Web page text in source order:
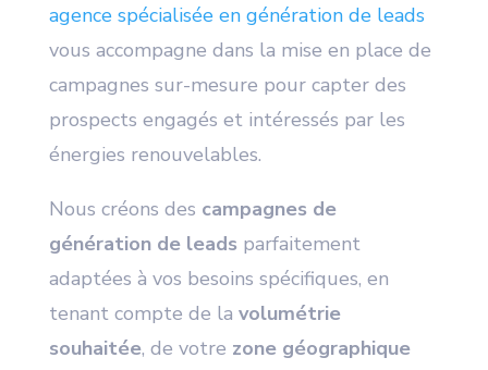
agence spécialisée en génération de leads
vous accompagne dans la mise en place de
campagnes sur-mesure pour capter des
prospects engagés et intéressés par les
énergies renouvelables.
Nous créons des campagnes de
génération de leads parfaitement
adaptées à vos besoins spécifiques, en
tenant compte de la volumétrie
souhaitée, de votre zone géographique